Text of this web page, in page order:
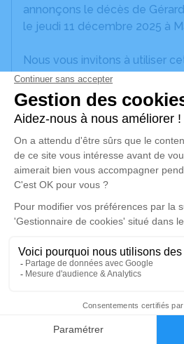
Faire-part
annonçons le décès de
le jeudi 11 décembre 2025 à
Nous vous invitons à utiliser
laisser vos condoléances,
souvenirs, une anecdote ou
à travers des poèmes ou des
est un lieu d'expression dédié
mémoire de Gérard MARICHY.
Un service de plantation
disponible ici.
Cérémonie
Eglise de la Nativité de la